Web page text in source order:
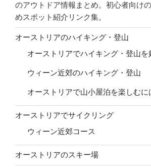
のアウトドア情報まとめ。初心者向け
めスポット紹介リンク集。
オーストリアのハイキング・登山
オーストリアでハイキング・登山を
ウィーン近郊のハイキング・登山
オーストリアで山小屋泊を楽しむに
オーストリアでサイクリング
ウィーン近郊コース
オーストリアのスキー場